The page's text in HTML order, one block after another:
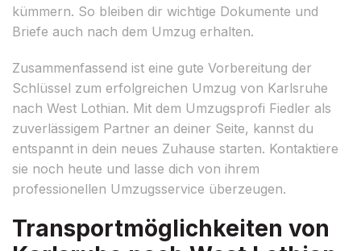
kümmern. So bleiben dir wichtige Dokumente und
Briefe auch nach dem Umzug erhalten.
Zusammenfassend ist eine gute Vorbereitung der
Schlüssel zum erfolgreichen Umzug von Karlsruhe
nach West Lothian. Mit dem Umzugsprofi Fiedler als
zuverlässigem Partner an deiner Seite, kannst du
entspannt in dein neues Zuhause starten. Kontaktiere
sie noch heute und lasse dich von ihrem
professionellen Umzugsservice überzeugen.
Transportmöglichkeiten von